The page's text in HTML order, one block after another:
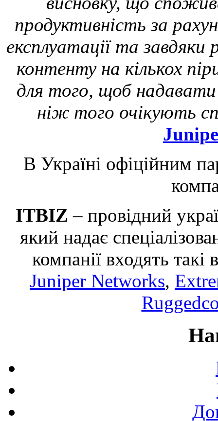
продуктивність за
експлуатації та завдяки
контенту на кількох
для того, щоб надавати
ніж того очікують
В Україні офіційним
ITBIZ – провідний
який надає
компанії входять такі
Juniper Networks,